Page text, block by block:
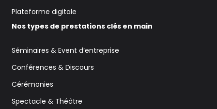
Plateforme digitale
Nos types de prestations clés en main
Séminaires & Event d’entreprise
Conférences & Discours
Cérémonies
Spectacle & Théâtre